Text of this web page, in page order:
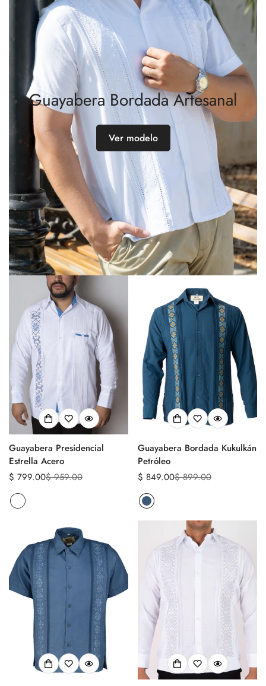
Guayabera Bordada Artesanal
Ver modelo
Guayabera Presidencial
Estrella Acero
Precio
de
venta
$ 799.00
Precio
regular
$ 959.00
Guayabera Bordada Kukulkán
Petróleo
Precio
de
venta
$ 849.00
Precio
regular
$ 899.00
Confirm your age
Are you 18 years old or older?
No, I'm not Yes, I am